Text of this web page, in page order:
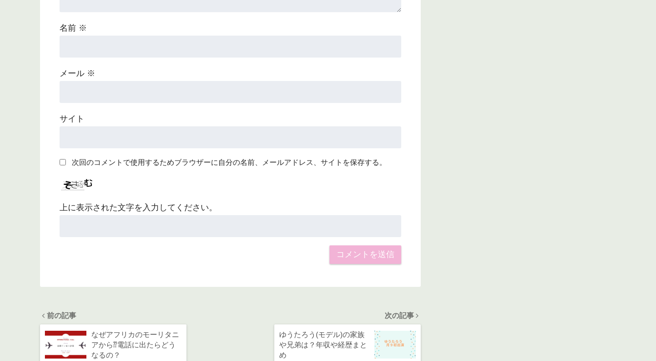
名前 ※
メール ※
サイト
次回のコメントで使用するためブラウザーに自分の名前、メールアドレス、サイトを保存する。
上に表示された文字を入力してください。
前の記事
なぜアフリカのモーリタニ
アから⁇電話に出たらどう
なるの？
次の記事
ゆうたろう(モデル)の家族
や兄弟は？年収や経歴まと
め